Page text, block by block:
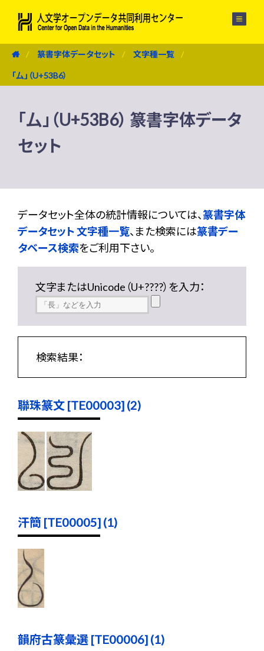
篆書字体データセット 文字種一覧
「厶」（U+53B6）
「厶」（U+53B6） 篆書字体データ
セット
データセット全体の統計情報については、篆書字体
データセット 文字種一覧、また検索には篆書デー
タベース検索をご利用下さい。
文字またはUnicode（U+????）を入力：
検索結果：
聯珠篆文 [TE00003] (2)
汗簡 [TE00005] (1)
韻府古篆彙選 [TE00006] (1)